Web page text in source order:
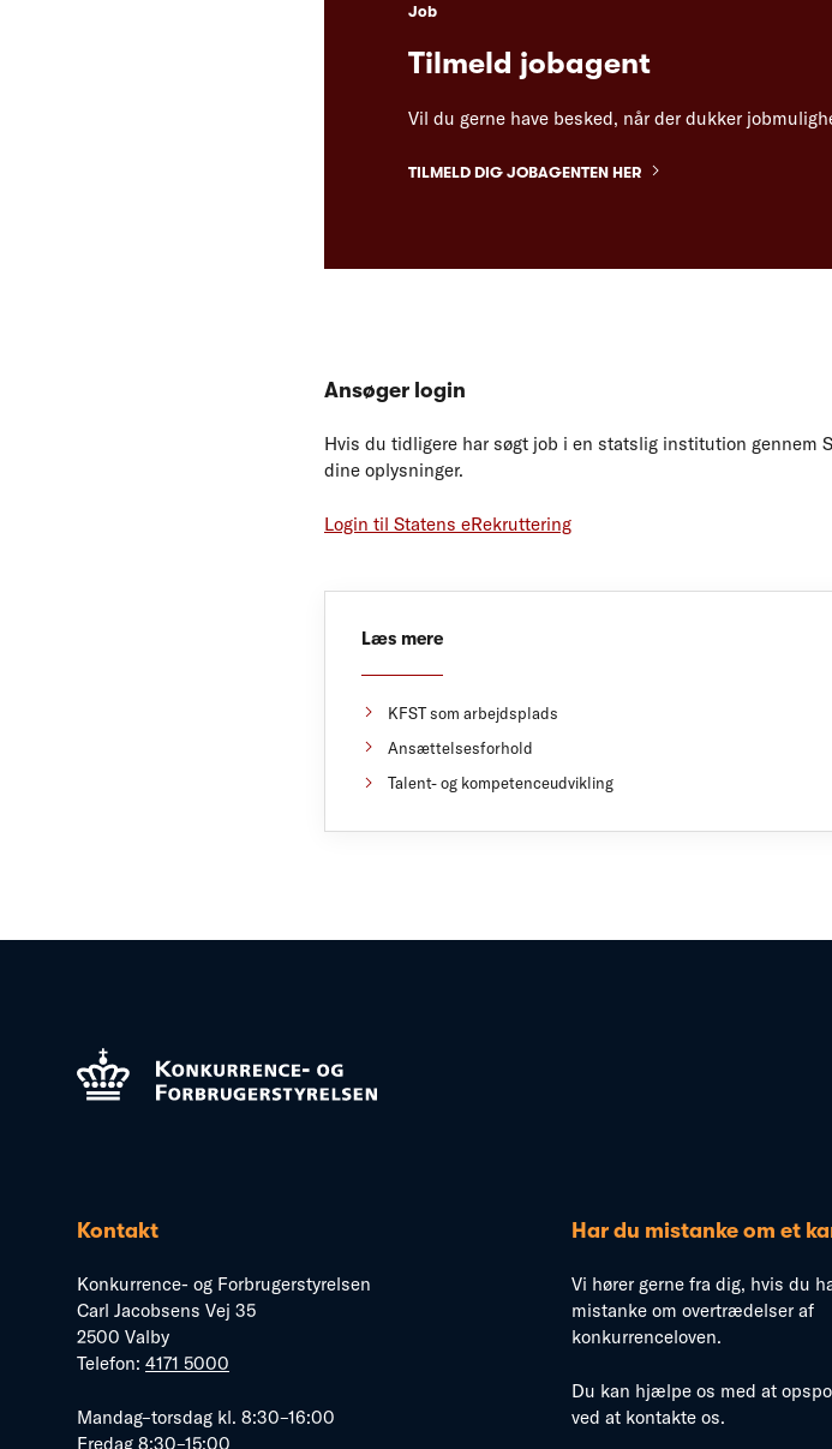
Job
Tilmeld jobagent
Vil du gerne have besked, når der dukker
TILMELD DIG JOBAGENTEN HER
Ansøger login
Hvis du tidligere har søgt job i en statslig institution gennem
dine oplysninger.
Login til Statens eRekruttering
Læs mere
KFST som arbejdsplads
Ansættelsesforhold
Talent- og kompetenceudvikling
Kontakt
Konkurrence- og Forbrugerstyrelsen
Carl Jacobsens Vej 35
2500 Valby
Telefon: 4171 5000
Mandag–torsdag kl. 8:30–16:00
Fredag 8:30–15:00
Har du mistanke om et
Vi hører gerne fra dig, hvis du
mistanke om overtrædelser af
konkurrenceloven.
Du kan hjælpe os med at
ved at kontakte os.